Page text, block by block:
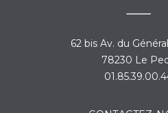
62 bis Av. du
78230 Le